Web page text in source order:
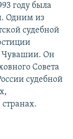
году была
Одним из
судебной
Чувашии. Он
Совета
судебной